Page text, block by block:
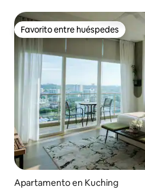
Favorito entre huéspedes
Favorito entre huéspedes
Apartamento en Kuching